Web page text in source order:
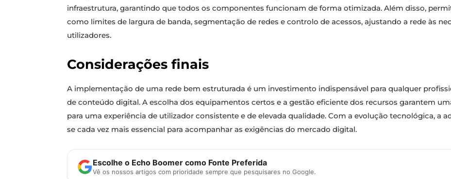
infraestrutura, garantindo que todos os componentes funcionam de forma otimizada. Além disso,
como limites de largura de banda, segmentação de redes e controlo de acessos, ajustando a rede às
utilizadores.
Considerações finais
A implementação de uma rede bem estruturada é um investimento indispensável para qualquer
de conteúdo digital. A escolha dos equipamentos certos e a gestão eficiente dos recursos garantem
para uma experiência de utilizador consistente e de elevada qualidade. Com a evolução tecnológica, a
se cada vez mais essencial para acompanhar as exigências do mercado digital.
Escolhe o Echo Boomer como Fonte Preferida
Vê os nossos artigos com prioridade sempre que pesquisares no Google.